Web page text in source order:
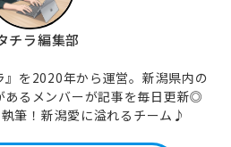
チラ編集部
を2020年から運営。新潟県内の
あるメンバーが記事を毎日更新◎
筆！新潟愛に溢れるチーム♪